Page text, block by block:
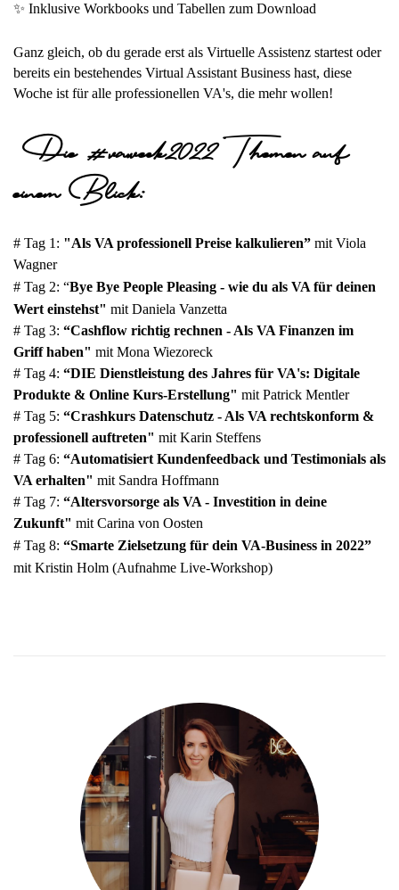
✨ Inklusive Workbooks und Tabellen zum Download
Ganz gleich, ob du gerade erst als Virtuelle Assistenz startest oder
bereits ein bestehendes Virtual Assistant Business hast, diese
Woche ist für alle professionellen VA's, die mehr wollen!
einem Blick:
# Tag 1: "Als VA professionell Preise kalkulieren” mit Viola
Wagner
# Tag 2: “Bye Bye People Pleasing - wie du als VA für deinen
Wert einstehst" mit Daniela Vanzetta
# Tag 3: “Cashflow richtig rechnen - Als VA Finanzen im
Griff haben" mit Mona Wiezoreck
# Tag 4: “DIE Dienstleistung des Jahres für VA's: Digitale
Produkte & Online Kurs-Erstellung" mit Patrick Mentler
# Tag 5: “Crashkurs Datenschutz - Als VA rechtskonform &
professionell auftreten" mit Karin Steffens
# Tag 6: “Automatisiert Kundenfeedback und Testimonials als
VA erhalten" mit Sandra Hoffmann
# Tag 7: “Altersvorsorge als VA - Investition in deine
Zukunft" mit Carina von Oosten
# Tag 8: “Smarte Zielsetzung für dein VA-Business in 2022”
mit Kristin Holm (Aufnahme Live-Workshop)